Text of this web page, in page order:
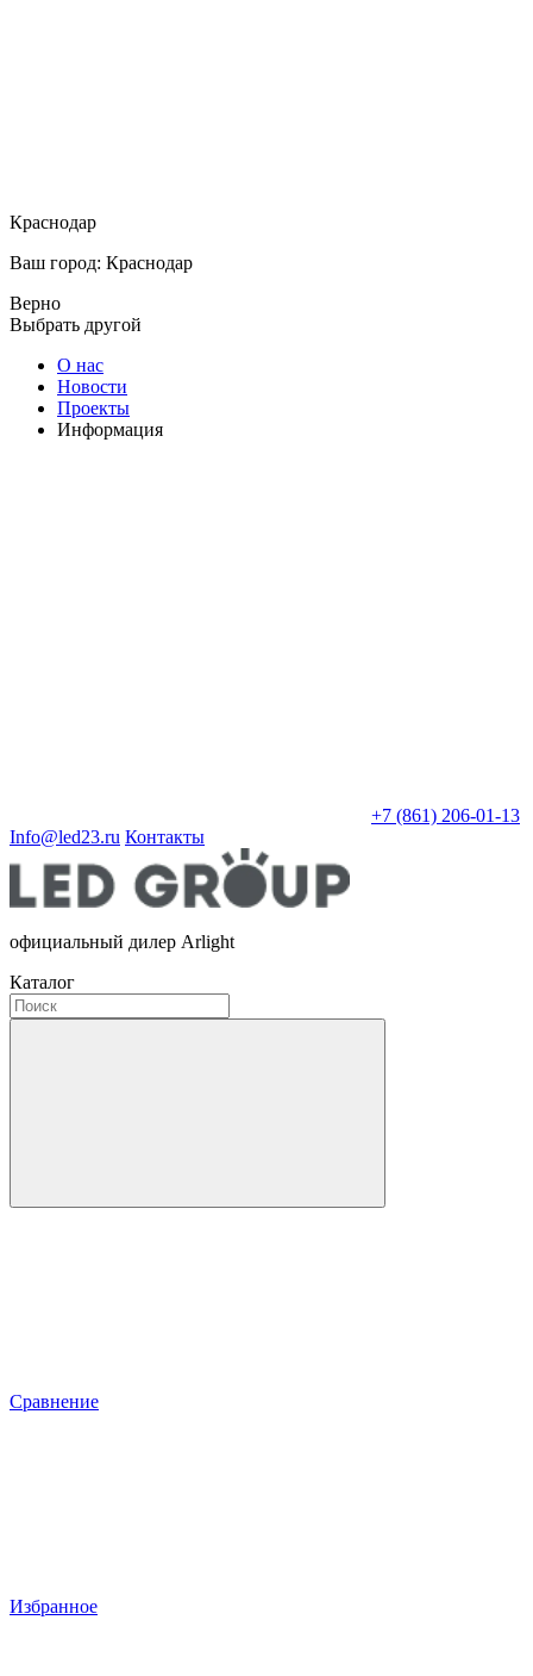
Краснодар
Ваш город: Краснодар
Верно
Выбрать другой
О нас
Новости
Проекты
Информация
+7 (861) 206-01-13
Info@led23.ru Контакты
официальный дилер Arlight
Каталог
Сравнение
Избранное